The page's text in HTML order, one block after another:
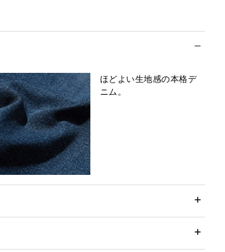
ほどよい生地感の本格デ
ニム。